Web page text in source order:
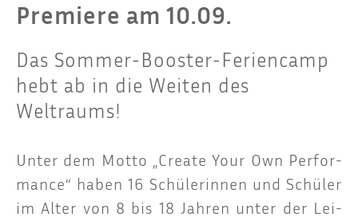
Premiere am 10.09.
Das Sommer-Booster-Feriencamp
hebt ab in die Weiten des
Weltraums!
Unter dem Mot­to „Crea­te Your Own Per­for­
mance“ haben 16 Schü­le­rin­nen und Schü­ler
im Alter von 8 bis 18 Jah­ren unter der Lei­